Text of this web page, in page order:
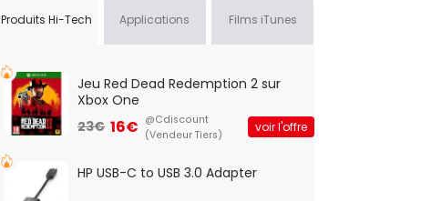
Produits Hi-Tech Applications Films iTunes
Jeu Red Dead Redemption 2 sur
Xbox One
23€ 16€ @Cdiscount
(Vendeur Tiers)
voir l'offre
HP USB-C to USB 3.0 Adapter